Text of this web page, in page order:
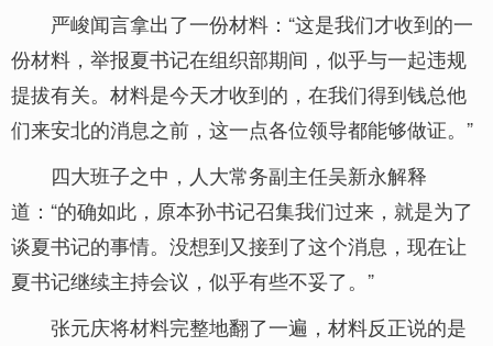
严峻闻言拿出了一份材料：“这是我们才收到的一
份材料，举报夏书记在组织部期间，似乎与一起违规
提拔有关。材料是今天才收到的，在我们得到钱总他
们来安北的消息之前，这一点各位领导都能够做证。”
四大班子之中，人大常务副主任吴新永解释
道：“的确如此，原本孙书记召集我们过来，就是为了
谈夏书记的事情。没想到又接到了这个消息，现在让
夏书记继续主持会议，似乎有些不妥了。”
张元庆将材料完整地翻了一遍，材料反正说的是